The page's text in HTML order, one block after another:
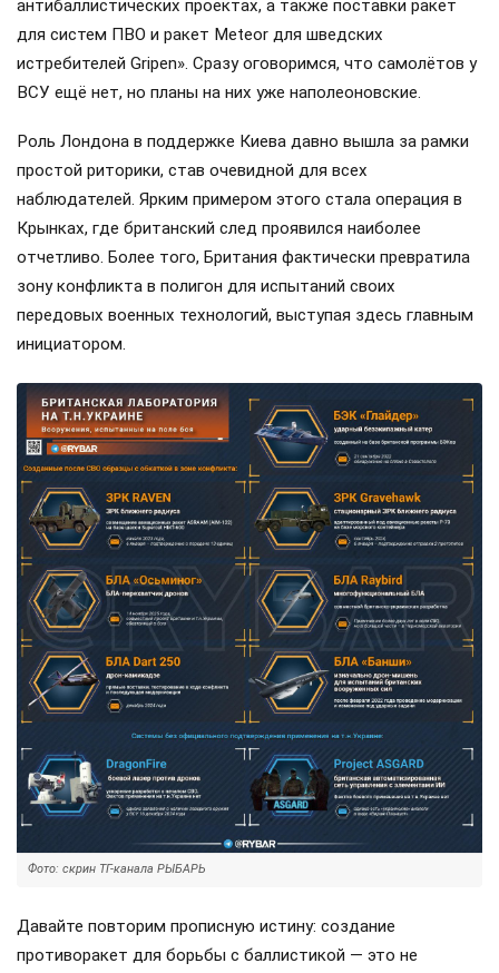
антибаллистических проектах, а также поставки ракет
для систем ПВО и ракет Meteor для шведских
истребителей Gripen». Сразу оговоримся, что самолётов у
ВСУ ещё нет, но планы на них уже наполеоновские.
Роль Лондона в поддержке Киева давно вышла за рамки
простой риторики, став очевидной для всех
наблюдателей. Ярким примером этого стала операция в
Крынках, где британский след проявился наиболее
отчетливо. Более того, Британия фактически превратила
зону конфликта в полигон для испытаний своих
передовых военных технологий, выступая здесь главным
инициатором.
Фото: скрин ТГ-канала РЫБАРЬ
Давайте повторим прописную истину: создание
противоракет для борьбы с баллистикой — это не